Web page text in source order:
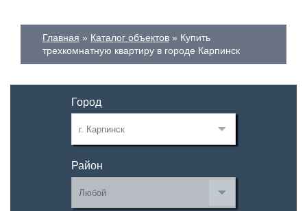
Главная Каталог объектов
Купить
трехкомнатную квартиру в городе Карпинск
Город
Район